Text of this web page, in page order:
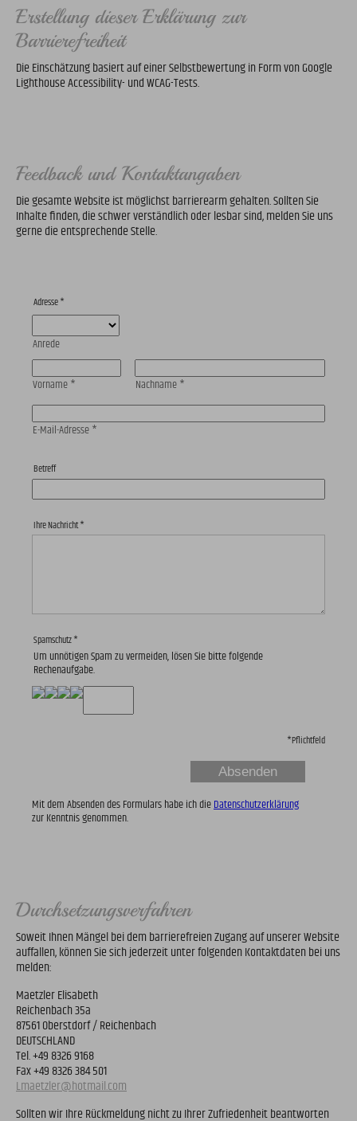
Erstellung dieser Erklärung zur
Barrierefreiheit
Die Einschätzung basiert auf einer Selbstbewertung in Form von Google
Lighthouse Accessibility- und WCAG-Tests.
Feedback und Kontaktangaben
Die gesamte Website ist möglichst barrierearm gehalten. Sollten Sie
Inhalte finden, die schwer verständlich oder lesbar sind, melden Sie uns
gerne die entsprechende Stelle.
Adresse*
Anrede
Vorname* Nachname*
E-Mail-Adresse*
Betreff
Ihre Nachricht*
Spamschutz*
Um unnötigen Spam zu vermeiden, lösen Sie bitte folgende
Rechenaufgabe.
*Pflichtfeld
Mit dem Absenden des Formulars habe ich dieDatenschutzerklärung
zur Kenntnis genommen.
Durchsetzungsverfahren
Soweit Ihnen Mängel bei dem barrierefreien Zugang auf unserer Website
auffallen, können Sie sich jederzeit unter folgenden Kontaktdaten bei uns
melden:
Maetzler Elisabeth
Reichenbach 35a
87561 Oberstdorf / Reichenbach
DEUTSCHLAND
Tel.+49 8326 9168
Fax +49 8326 384 501
Lmaetzler@hotmail.com
Sollten wir Ihre Rückmeldung nicht zu Ihrer Zufriedenheit beantworten